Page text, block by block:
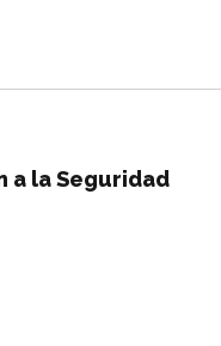
a la Seguridad